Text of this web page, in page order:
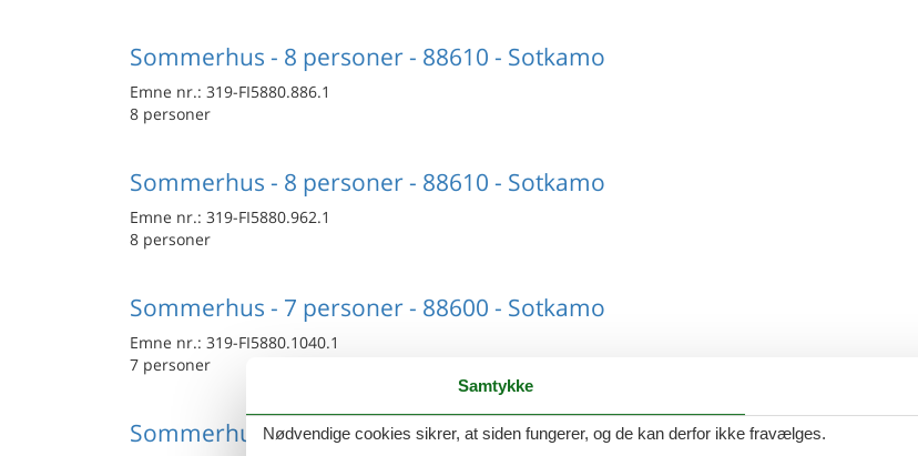
Sommerhus - 8 personer - 88610 - Sotkamo
Emne nr.: 319-FI5880.886.1
8 personer
Sommerhus - 8 personer - 88610 - Sotkamo
Emne nr.: 319-FI5880.962.1
8 personer
Sommerhus - 7 personer - 88600 - Sotkamo
Emne nr.: 319-FI5880.1040.1
7 personer
Sommerhus - 6 personer - 88610 - Sotkamo
Samtykke
Nødvendige cookies sikrer, at siden fungerer, og de kan derfor ikke fravælges.